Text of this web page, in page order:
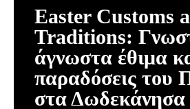
Easter Customs
Traditions:
άγνωστα έθιμα
παραδόσεις του
στα Δωδεκάνησα